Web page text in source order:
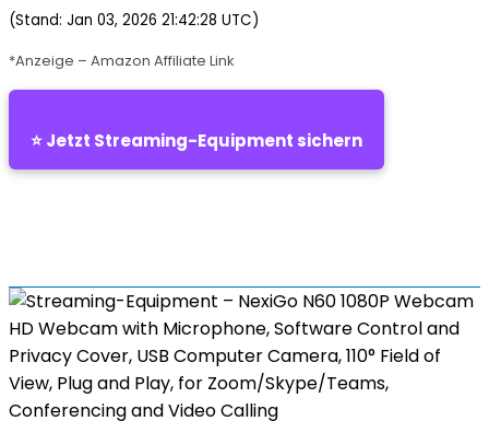
(Stand: Jan 03, 2026 21:42:28 UTC)
*Anzeige – Amazon Affiliate Link
⭐ Jetzt Streaming-Equipment sichern